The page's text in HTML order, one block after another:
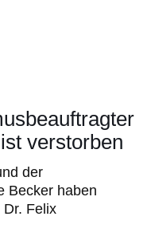
verstorben
der
Becker haben
Dr. Felix